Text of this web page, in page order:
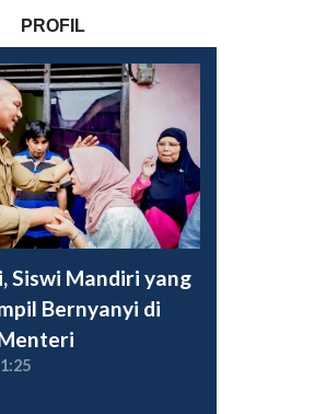
PROFIL
Siswi Mandiri yang
Bernyanyi di